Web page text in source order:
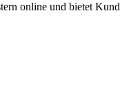
online und bietet